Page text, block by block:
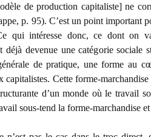
de production capitaliste] ne
p. 95). C’est un point important
qui intéresse donc, ce dont on
déjà devenue une catégorie sociale
de pratique, une forme au
capitalistes. Cette forme-
d’un monde où le travail
sous-tend la forme-marchandise